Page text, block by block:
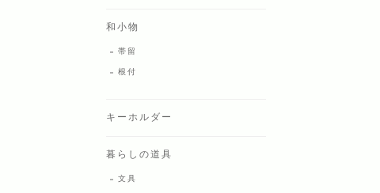
和小物
帯留
根付
キーホルダー
暮らしの道具
文具